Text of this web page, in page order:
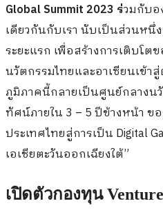
Global Summit 2023 ร่วมกับ
เดียวกันกับเรา นับเป็นส่วนหนึ่
ระยะแรก เพื่อสร้างการเติบโต
นวัตกรรมไทยและอาเซียนเข้
ภูมิภาคนี้กลายเป็นศูนย์กลางน
ทัศน์ภายใน 3 – 5 ปีข้างหน้า ข
ประเทศไทยสู่การเป็น Digital
เอเชียตะวันออกเฉียงใต้”
เปิดตัวกองทุน